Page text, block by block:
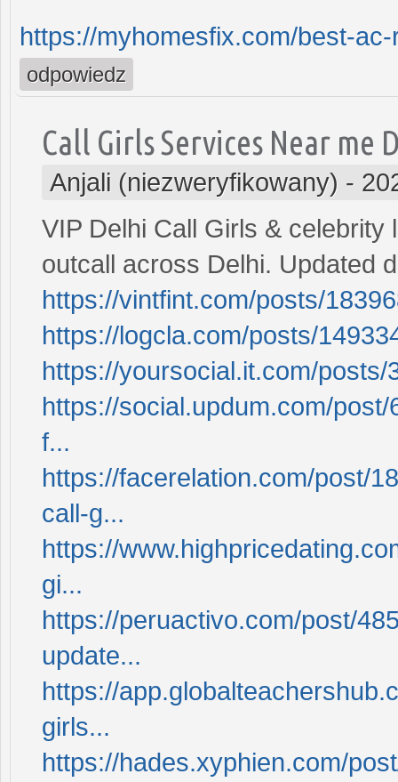
https://myhomesfix.com/best-
odpowiedz
Call Girls Services Near me
Anjali (niezweryfikowany) -
VIP Delhi Call Girls &
outcall across Delhi. Updated
https://vintfint.com/posts/
https://logcla.com/posts/
https://yoursocial.it.com/posts/
https://social.updum.com/
f...
https://facerelation.com/post/
call-g...
https://
gi...
https://peruactivo.com/post/
update...
https://
girls...
https://hades.xyphien.com/